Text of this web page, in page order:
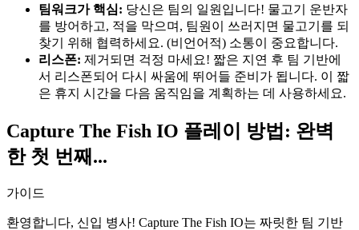
팀워크가 핵심: 당신은 팀의 일원입니다! 물고기 운반자
를 방어하고, 적을 막으며, 팀원이 쓰러지면 물고기를 되
찾기 위해 협력하세요. (비언어적) 소통이 중요합니다.
리스폰: 제거되면 걱정 마세요! 짧은 지연 후 팀 기반에
서 리스폰되어 다시 싸움에 뛰어들 준비가 됩니다. 이 짧
은 휴지 시간을 다음 움직임을 계획하는 데 사용하세요.
Capture The Fish IO 플레이 방법: 완벽
한 첫 번째...
가이드
환영합니다, 신입 병사! Capture The Fish IO는 짜릿한 팀 기반